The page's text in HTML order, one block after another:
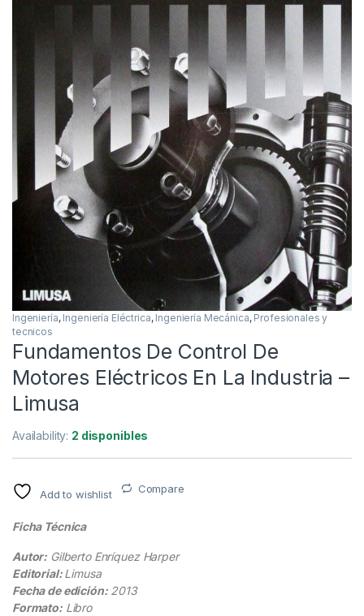
Ingeniería, Ingeniería Eléctrica, Ingeniería Mecánica, Profesionales y
tecnicos
Fundamentos De Control De
Motores Eléctricos En La Industria –
Limusa
Availability: 2 disponibles
Add to wishlist Compare
Ficha Técnica
Autor: Gilberto Enríquez Harper
Editorial:Limusa
Fecha de edición:2013
Formato:Libro